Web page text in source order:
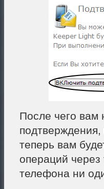
После чего вам
теперь вам
операций
телефона ни